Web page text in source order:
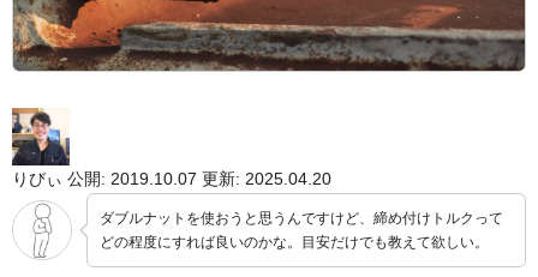
りびぃ 公開: 2019.10.07 更新: 2025.04.20
ダブルナットを使おうと思うんですけど、締め付けトルクって
どの程度にすれば良いのかな。目安だけでも教えて欲しい。